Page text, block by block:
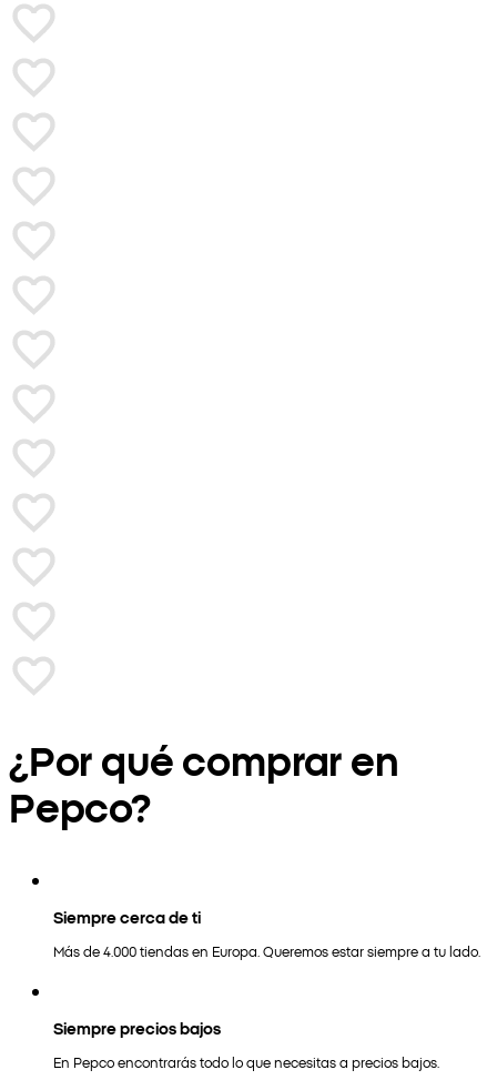
¿Por qué comprar en
Pepco?
Siempre cerca de ti
Más de 4.000 tiendas en Europa. Queremos estar siempre a tu lado.
Siempre precios bajos
En Pepco encontrarás todo lo que necesitas a precios bajos.